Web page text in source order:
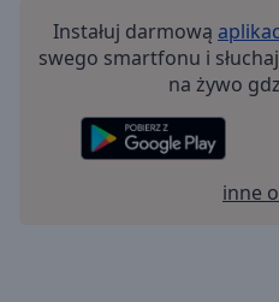
Instałuj darmową
swego smartfonu i
na żywo
inne